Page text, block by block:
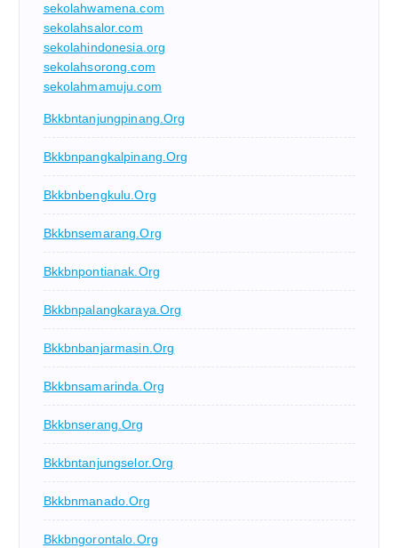
sekolahwamena.com
sekolahsalor.com
sekolahindonesia.org
sekolahsorong.com
sekolahmamuju.com
Bkkbntanjungpinang.org
Bkkbnpangkalpinang.org
Bkkbnbengkulu.org
Bkkbnsemarang.org
Bkkbnpontianak.org
Bkkbnpalangkaraya.org
Bkkbnbanjarmasin.org
Bkkbnsamarinda.org
Bkkbnserang.org
Bkkbntanjungselor.org
Bkkbnmanado.org
Bkkbngorontalo.org